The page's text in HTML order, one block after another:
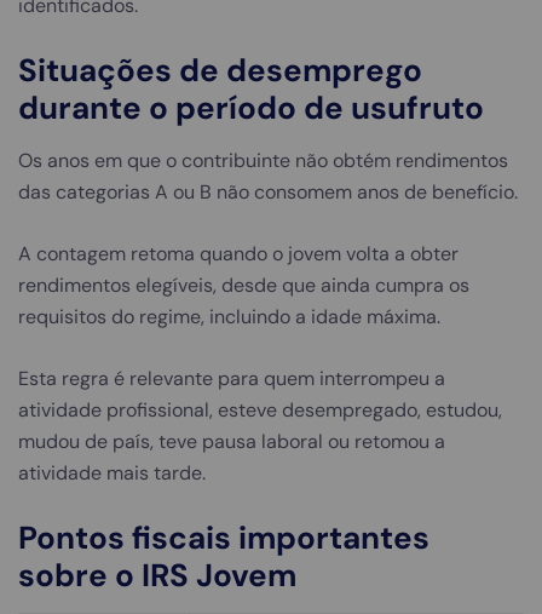
identificados.
Situações de desemprego
durante o período de usufruto
Os anos em que o contribuinte não obtém rendimentos
das categorias A ou B não consomem anos de benefício.
A contagem retoma quando o jovem volta a obter
rendimentos elegíveis, desde que ainda cumpra os
requisitos do regime, incluindo a idade máxima.
Esta regra é relevante para quem interrompeu a
atividade profissional, esteve desempregado, estudou,
mudou de país, teve pausa laboral ou retomou a
atividade mais tarde.
Pontos fiscais importantes
sobre o IRS Jovem